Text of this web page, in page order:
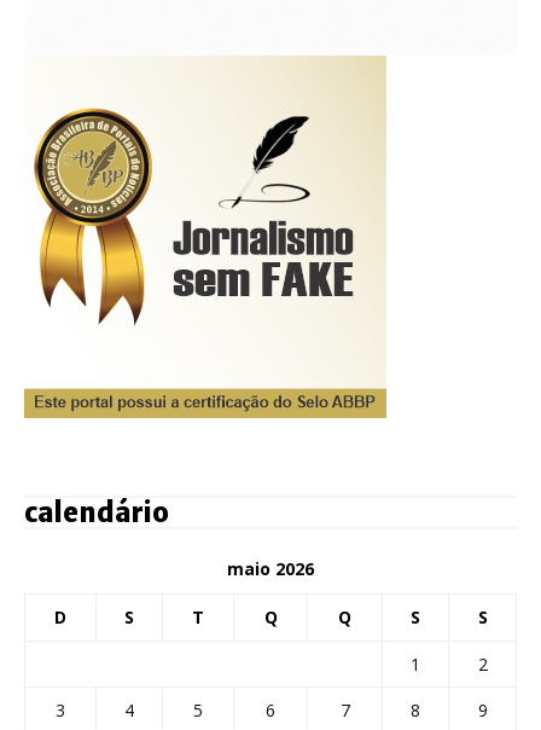
calendário
maio 2026
D S T Q Q S S
1
2
3
4 5 6 7 8
9